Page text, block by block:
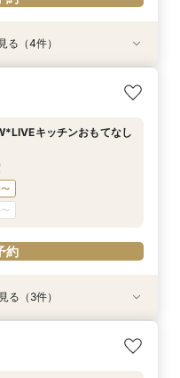
結婚式≫ペットも安心まる
約
】都心で叶う海外ウエ
約
なし」アップ額が少ない
約
】シェフ渾身和牛コース
約
る（4件）
キッチンおもてなし
約
結婚式≫ペットも安心まる
】都心で叶う海外ウエ
なし」アップ額が少ない
る（3件）